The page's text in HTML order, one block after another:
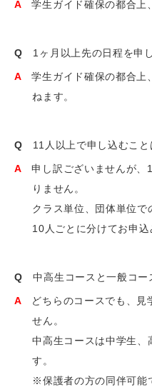
A学生ガイド確保の都合上
Q 1ヶ月以上先の日程を申
A学生ガイド確保の都合上
ねます。
Q 11人以上で申し込むこと
A申し訳ございませんが、
りません。
クラス単位、団体単位で
10人ごとに分けてお申込
Q中高生コースと一般コー
A どちらのコースでも、見
せん。
中高生コースは中学生、
す。
※保護者の方の同伴可能